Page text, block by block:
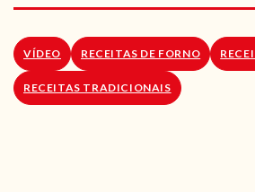
LOJA
VÍDEO RECEITAS DE FORNO
RECEITAS TRADICIONAIS